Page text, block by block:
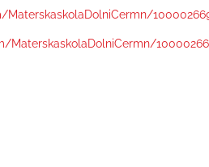
MaterskaskolaDolniCermn/
MaterskaskolaDolniCermn/